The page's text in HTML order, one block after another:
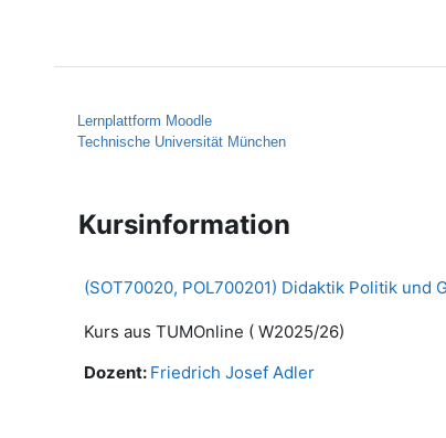
Lernplattform Moodle
Technische Universität München
Kursinformation
(SOT70020, POL700201) Didaktik Politik
Kurs aus TUMOnline ( W2025/26)
Dozent: Friedrich Josef Adler